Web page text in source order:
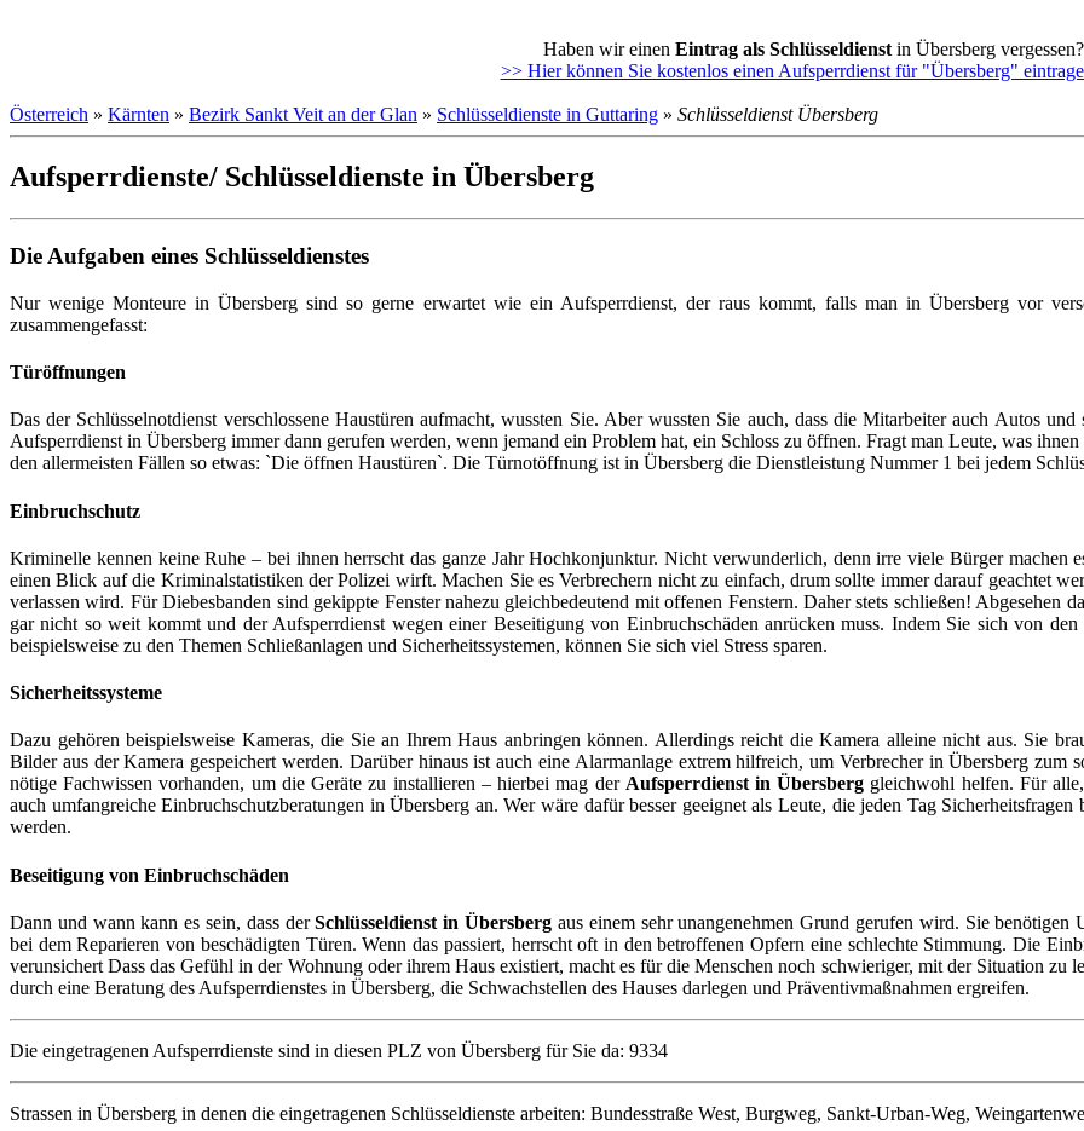
Haben wir einen Eintrag als Schlüsseldienstin Übersberg vergessen?
>> Hier können Sie kostenlos einen Aufsperrdienst für "Übersberg"
Österreich » Kärnten » Bezirk Sankt Veit an der Glan » Schlüsseldienste in Guttaring » Schlüsseldienst Übersberg
Aufsperrdienste/ Schlüsseldienste in Übersberg
Die Aufgaben eines Schlüsseldienstes
Nur wenige Monteure in Übersberg sind so gerne erwartet wie ein Aufsperrdienst, der raus kommt, falls man in Übersberg vor
zusammengefasst:
Türöffnungen
Das der Schlüsselnotdienst verschlossene Haustüren aufmacht, wussten Sie. Aber wussten Sie auch, dass die Mitarbeiter auch Autos
Aufsperrdienst in Übersberg immer dann gerufen werden, wenn jemand ein Problem hat, ein Schloss zu öffnen. Fragt man Leute, was
den allermeisten Fällen so etwas: `Die öffnen Haustüren`. Die Türnotöffnung ist in Übersberg die Dienstleistung Nummer 1 bei jedem
Einbruchschutz
Kriminelle kennen keine Ruhe – bei ihnen herrscht das ganze Jahr Hochkonjunktur. Nicht verwunderlich, denn irre viele Bürger machen
einen Blick auf die Kriminalstatistiken der Polizei wirft. Machen Sie es Verbrechern nicht zu einfach, drum sollte immer darauf geachtet
verlassen wird. Für Diebesbanden sind gekippte Fenster nahezu gleichbedeutend mit offenen Fenstern. Daher stets schließen! Abgesehen
gar nicht so weit kommt und der Aufsperrdienst wegen einer Beseitigung von Einbruchschäden anrücken muss. Indem Sie sich von
beispielsweise zu den Themen Schließanlagen und Sicherheitssystemen, können Sie sich viel Stress sparen.
Sicherheitssysteme
Dazu gehören beispielsweise Kameras, die Sie an Ihrem Haus anbringen können. Allerdings reicht die Kamera alleine nicht aus. Sie
Bilder aus der Kamera gespeichert werden. Darüber hinaus ist auch eine Alarmanlage extrem hilfreich, um Verbrecher in Übersberg
nötige Fachwissen vorhanden, um die Geräte zu installieren – hierbei mag der Aufsperrdienst in Übersberg gleichwohl helfen. Für
auch umfangreiche Einbruchschutzberatungen in Übersberg an. Wer wäre dafür besser geeignet als Leute, die jeden Tag
werden.
Beseitigung von Einbruchschäden
Dann und wann kann es sein, dass derSchlüsseldienst in Übersberg aus einem sehr unangenehmen Grund gerufen wird. Sie
bei dem Reparieren von beschädigten Türen. Wenn das passiert, herrscht oft in den betroffenen Opfern eine schlechte Stimmung. Die
verunsichert Dass das Gefühl in der Wohnung oder ihrem Haus existiert, macht es für die Menschen noch schwieriger, mit der Situation zu
durch eine Beratung des Aufsperrdienstes in Übersberg, die Schwachstellen des Hauses darlegen und Präventivmaßnahmen ergreifen.
Die eingetragenen Aufsperrdienste sind in diesen PLZ von Übersberg für Sie da: 9334
Strassen in Übersberg in denen die eingetragenen Schlüsseldienste arbeiten: Bundesstraße West, Burgweg, Sankt-Urban-Weg,